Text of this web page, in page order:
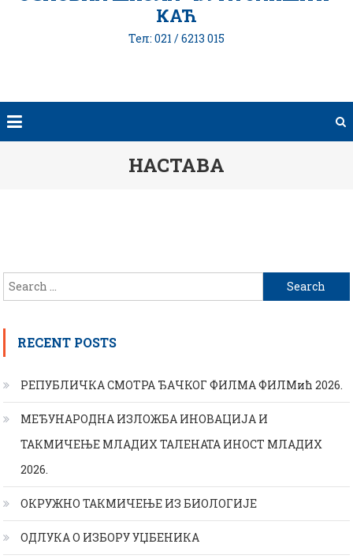
КАЋ
Тел: 021 / 6213 015
НАСТАВА
Search
for:
RECENT POSTS
РЕПУБЛИЧКА СМОТРА ЂАЧКОГ ФИЛМА ФИЛМић 2026.
МЕЂУНАРОДНА ИЗЛОЖБА ИНОВАЦИЈА И
ТАКМИЧЕЊЕ МЛАДИХ ТАЛЕНАТА ИНОСТ МЛАДИХ
2026.
ОКРУЖНО ТАКМИЧЕЊЕ ИЗ БИОЛОГИЈЕ
ОДЛУКА О ИЗБОРУ УЏБЕНИКА